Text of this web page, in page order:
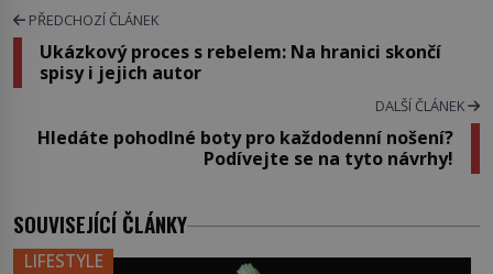
PŘEDCHOZÍ ČLÁNEK
Ukázkový proces s rebelem: Na hranici skončí
spisy i jejich autor
DALŠÍ ČLÁNEK
Hledáte pohodlné boty pro každodenní nošení?
Podívejte se na tyto návrhy!
SOUVISEJÍCÍ ČLÁNKY
LIFESTYLE